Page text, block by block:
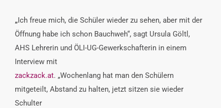
„Ich freue mich, die Schüler wieder zu sehen, aber mit der
Öffnung habe ich schon Bauchweh“, sagt Ursula Göltl,
AHS Lehrerin und ÖLI-UG-Gewerkschafterin in einem
Interview mit
zackzack.at. „Wochenlang hat man den Schülern
mitgeteilt, Abstand zu halten, jetzt sitzen sie wieder
Schulter